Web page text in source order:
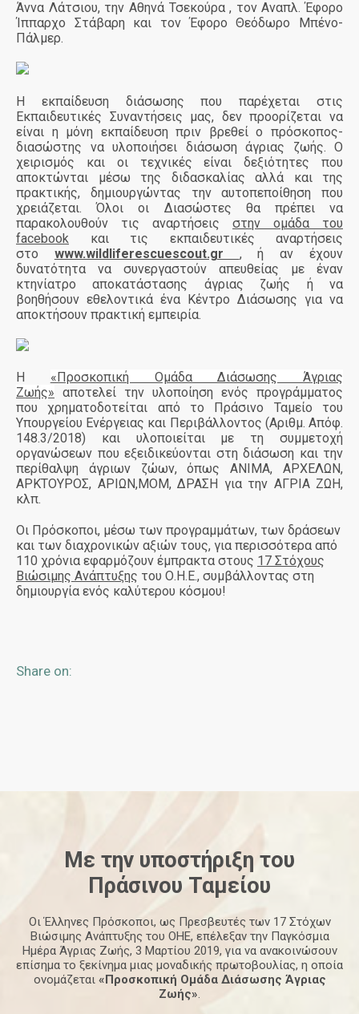
Άννα Λάτσιου, την Αθηνά Τσεκούρα , τον Αναπλ. Έφορο
Ίππαρχο Στάβαρη και τον Έφορο Θεόδωρο Μπένο-
Πάλμερ.
Η εκπαίδευση διάσωσης που παρέχεται στις
Εκπαιδευτικές Συναντήσεις μας, δεν προορίζεται να
είναι η μόνη εκπαίδευση πριν βρεθεί ο πρόσκοπος-
διασώστης να υλοποιήσει διάσωση άγριας ζωής. Ο
χειρισμός και οι τεχνικές είναι δεξιότητες που
αποκτώνται μέσω της διδασκαλίας αλλά και της
πρακτικής, δημιουργώντας την αυτοπεποίθηση που
χρειάζεται. Όλοι οι Διασώστες θα πρέπει να
παρακολουθούν τις αναρτήσεις στην ομάδα του
facebook και τις εκπαιδευτικές αναρτήσεις
στο www.wildliferescuescout.gr , ή αν έχουν
δυνατότητα να συνεργαστούν απευθείας με έναν
κτηνίατρο αποκατάστασης άγριας ζωής ή να
βοηθήσουν εθελοντικά ένα Κέντρο Διάσωσης για να
αποκτήσουν πρακτική εμπειρία.
Η «Προσκοπική Ομάδα Διάσωσης Άγριας
Ζωής» αποτελεί την υλοποίηση ενός προγράμματος
που χρηματοδοτείται από το Πράσινο Ταμείο του
Υπουργείου Ενέργειας και Περιβάλλοντος (Αριθμ. Απόφ.
148.3/2018) και υλοποιείται με τη συμμετοχή
οργανώσεων που εξειδικεύονται στη διάσωση και την
περίθαλψη άγριων ζώων, όπως ΑΝΙΜΑ, ΑΡΧΕΛΩΝ,
ΑΡΚΤΟΥΡΟΣ, ΑΡΙΩΝ,ΜΟΜ, ΔΡΑΣΗ για την ΑΓΡΙΑ ΖΩΗ,
κλπ.
Οι Πρόσκοποι, μέσω των προγραμμάτων, των δράσεων
και των διαχρονικών αξιών τους, για περισσότερα από
110 χρόνια εφαρμόζουν έμπρακτα στους 17 Στόχους
Βιώσιμης Ανάπτυξης του Ο.Η.Ε., συμβάλλοντας στη
δημιουργία ενός καλύτερου κόσμου!
Share on:
Με την υποστήριξη του
Πράσινου Ταμείου
Οι Έλληνες Πρόσκοποι, ως Πρεσβευτές των 17 Στόχων
Βιώσιμης Ανάπτυξης του ΟΗΕ, επέλεξαν την Παγκόσμια
Ημέρα Άγριας Ζωής, 3 Μαρτίου 2019, για να ανακοινώσουν
επίσημα το ξεκίνημα μιας μοναδικής πρωτοβουλίας, η οποία
ονομάζεται «Προσκοπική Ομάδα Διάσωσης Άγριας
Ζωής».